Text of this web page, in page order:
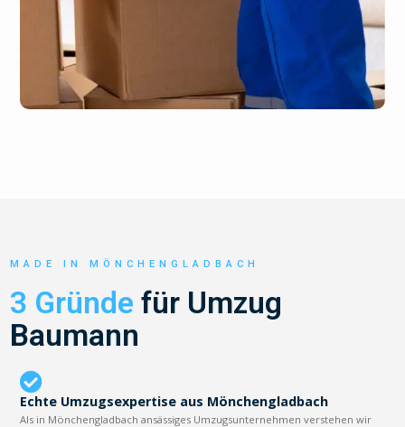
MADE IN MÖNCHENGLADBACH
3 Gründe für Umzug
Baumann
Echte Umzugsexpertise aus Mönchengladbach
Als in Mönchengladbach ansässiges Umzugsunternehmen verstehen wir